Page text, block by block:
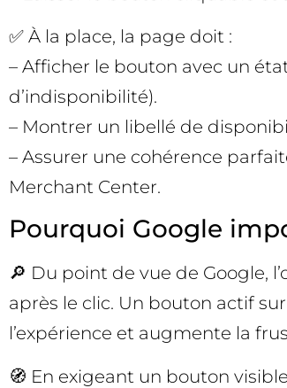
✅ À la place, la page doit :
– Afficher le bouton avec un
d’indisponibilité).
– Montrer un libellé de
– Assurer une cohérence
Merchant Center.
Pourquoi Google
🔎 Du point de vue de Google,
après le clic. Un bouton actif
l’expérience et augmente la
🧭 En exigeant un bouton